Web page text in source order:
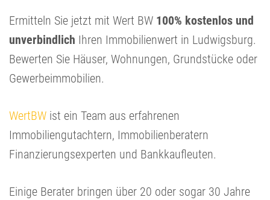
Ermitteln Sie jetzt mit Wert BW 100% kostenlos und
unverbindlich Ihren Immobilienwert in Ludwigsburg.
Bewerten Sie Häuser, Wohnungen, Grundstücke oder
Gewerbeimmobilien.
WertBW ist ein Team aus erfahrenen
Immobiliengutachtern, Immobilienberatern
Finanzierungsexperten und Bankkaufleuten.
Einige Berater bringen über 20 oder sogar 30 Jahre